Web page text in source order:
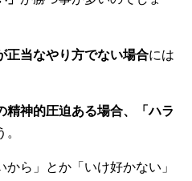
正当なやり方でない場合には
精神的圧迫ある場合、「ハラ
ら」とか「いけ好かない」